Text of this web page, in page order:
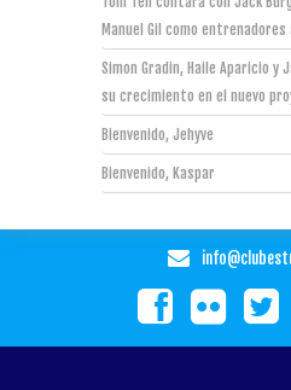
Manuel Gil como
Simon Gradin, Haile Aparicio y
su crecimiento en el nuevo
Bienvenido, Jehyve
Bienvenido, Kaspar